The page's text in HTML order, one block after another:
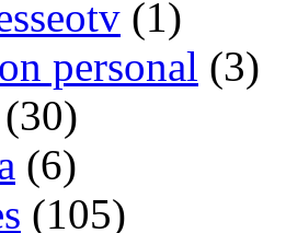
(1)
personal (3)
(30)
(6)
(105)